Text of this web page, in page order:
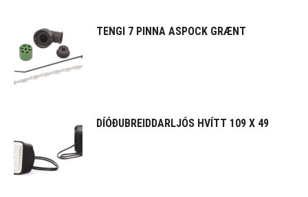
TENGI 7 PINNA ASPOCK GRÆNT
DÍÓÐUBREIDDARLJÓS HVÍTT 109 X 49